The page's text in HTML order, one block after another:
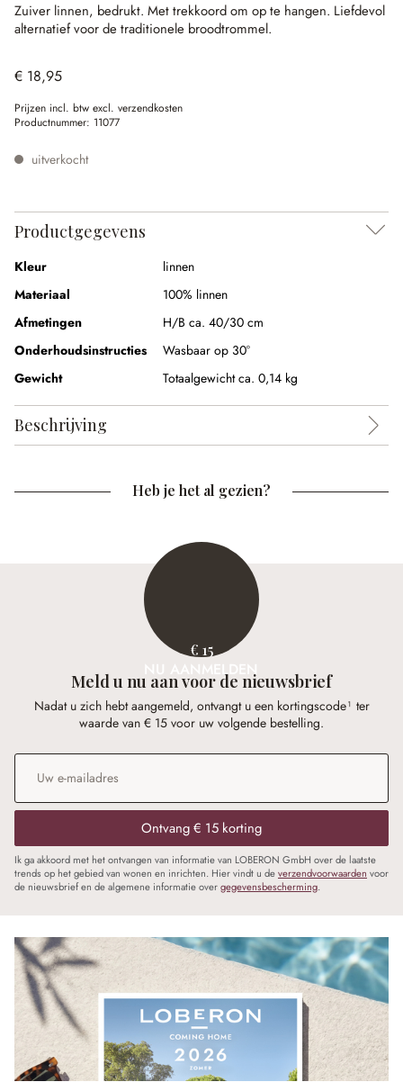
Zuiver linnen, bedrukt. Met trekkoord om op te hangen. Liefdevol
alternatief voor de traditionele broodtrommel.
€ 18,95
Prijzen incl. btw excl. verzendkosten
Productnummer: 11077
uitverkocht
Productgegevens
Kleur
linnen
Materiaal
100% linnen
Afmetingen
H/B ca. 40/30 cm
Onderhoudsinstructies
Wasbaar op 30°
Gewicht
Totaalgewicht ca. 0,14 kg
Beschrijving
Heb je het al gezien?
€ 15
NU AANMELDEN
Meld u nu aan voor de nieuwsbrief
Nadat u zich hebt aangemeld, ontvangt u een kortingscode¹ ter
waarde van € 15 voor uw volgende bestelling.
E-mailadres
Ontvang € 15 korting
Ik ga akkoord met het ontvangen van informatie van LOBERON GmbH over de laatste
trends op het gebied van wonen en inrichten. Hier vindt u deverzendvoorwaarden voor
de nieuwsbrief en de algemene informatie overgegevensbescherming.